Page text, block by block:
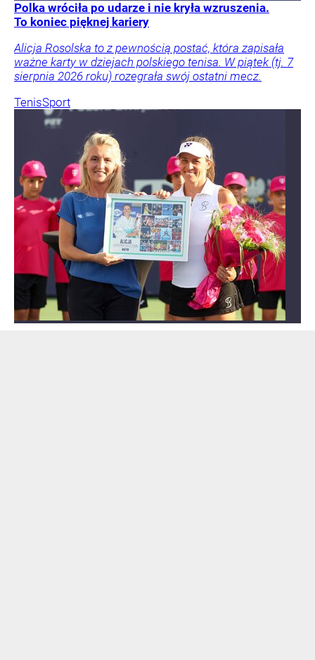
Polka wróciła po udarze i nie kryła wzruszenia.
To koniec pięknej kariery
Alicja Rosolska to z pewnością postać, która zapisała
ważne karty w dziejach polskiego tenisa. W piątek (tj. 7
sierpnia 2026 roku) rozegrała swój ostatni mecz.
TenisSport